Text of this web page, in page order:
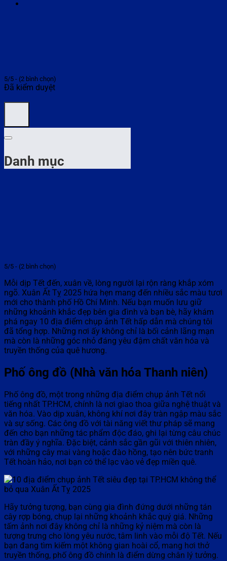
5/5 - (2 bình chọn)
Đã kiểm duyệt
Danh mục
5/5 - (2 bình chọn)
Mỗi dịp Tết đến, xuân về, lòng người lại rộn ràng khắp xóm
ngõ. Xuân Ất Tỵ 2025 hứa hẹn mang đến nhiều sắc màu tươi
mới cho thành phố Hồ Chí Minh. Nếu bạn muốn lưu giữ
những khoảnh khắc đẹp bên gia đình và bạn bè, hãy khám
phá ngay 10 địa điểm chụp ảnh Tết hấp dẫn mà chúng tôi
đã tổng hợp. Những nơi ấy không chỉ là bối cảnh lãng mạn
mà còn là những góc nhỏ đáng yêu đậm chất văn hóa và
truyền thống của quê hương.
Phố ông đồ (Nhà văn hóa Thanh niên)
Phố ông đồ, một trong những địa điểm chụp ảnh Tết nổi
tiếng nhất TP.HCM, chính là nơi giao thoa giữa nghệ thuật và
văn hóa. Vào dịp xuân, không khí nơi đây tràn ngập màu sắc
và sự sống. Các ông đồ với tài năng viết thư pháp sẽ mang
đến cho bạn những tác phẩm độc đáo, ghi lại từng câu chúc
tràn đầy ý nghĩa. Đặc biệt, cảnh sắc gần gũi với thiên nhiên,
với những cây mai vàng hoặc đào hồng, tạo nên bức tranh
Tết hoàn hảo, nơi bạn có thể lạc vào vẻ đẹp miền quê.
Hãy tưởng tượng, bạn cùng gia đình đứng dưới những tán
cây rợp bóng, chụp lại những khoảnh khắc quý giá. Những
tấm ảnh nơi đây không chỉ là những kỷ niệm mà còn là
tượng trưng cho lòng yêu nước, tâm linh vào mỗi độ Tết. Nếu
bạn đang tìm kiếm một không gian hoài cổ, mang hơi thở
truyền thống, phố ông đồ chính là điểm dừng chân lý tưởng.